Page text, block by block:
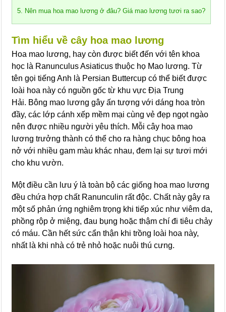
5. Nên mua hoa mao lương ở đâu? Giá mao lương tươi ra sao?
Tìm hiểu về cây hoa mao lương
Hoa mao lương, hay còn được biết đến với tên khoa
học là Ranunculus Asiaticus thuộc họ Mao lương. Từ
tên gọi tiếng Anh là Persian Buttercup có thể biết được
loài hoa này có nguồn gốc từ khu vực Địa Trung
Hải. Bông mao lương gây ấn tượng với dáng hoa tròn
đầy, các lớp cánh xếp mềm mại cùng vẻ đẹp ngọt ngào
nên được nhiều người yêu thích. Mỗi cây hoa mao
lương trưởng thành có thể cho ra hàng chục bông hoa
nở với nhiều gam màu khác nhau, đem lại sự tươi mới
cho khu vườn.
Một điều cần lưu ý là toàn bộ các giống hoa mao lương
đều chứa hợp chất Ranunculin rất độc. Chất này gây ra
một số phản ứng nghiêm trọng khi tiếp xúc như viêm da,
phồng rộp ở miệng, đau bụng hoặc thậm chí đi tiêu chảy
có máu. Cần hết sức cẩn thận khi trồng loài hoa này,
nhất là khi nhà có trẻ nhỏ hoặc nuôi thú cưng.